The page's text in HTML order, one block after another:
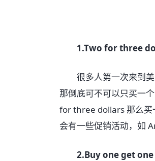
1.Two for three
很多人第一次来到美
那倒底可不可以只买一
for three dollars 那么买
会有一些促销活动，如
2.Buy one get